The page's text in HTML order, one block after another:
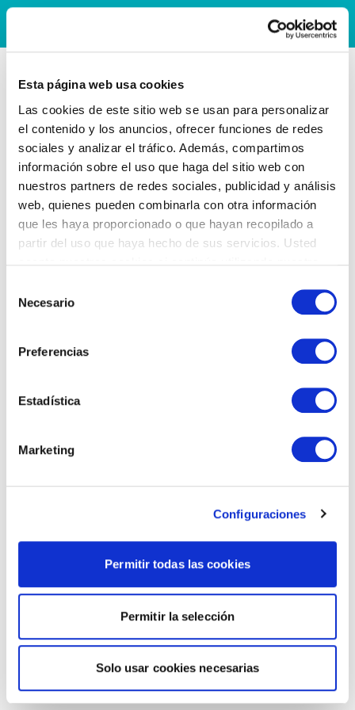
Esta página web usa cookies
Las cookies de este sitio web se usan para personalizar
el contenido y los anuncios, ofrecer funciones de redes
sociales y analizar el tráfico. Además, compartimos
información sobre el uso que haga del sitio web con
nuestros partners de redes sociales, publicidad y análisis
web, quienes pueden combinarla con otra información
que les haya proporcionado o que hayan recopilado a
partir del uso que haya hecho de sus servicios. Usted
Necesario
Preferencias
Estadística
Marketing
Configuraciones
Permitir todas las cookies
Permitir la selección
Solo usar cookies necesarias